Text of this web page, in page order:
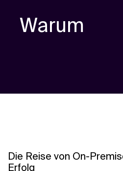
Warum
Die Reise von On-
Erfolg